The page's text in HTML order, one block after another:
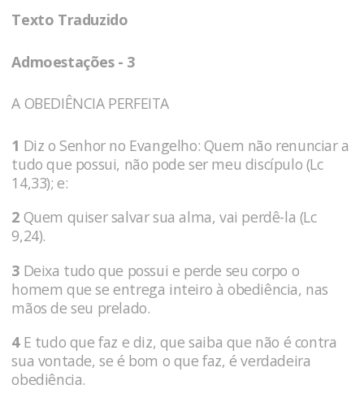
Texto Traduzido
Admoestações - 3
A OBEDIÊNCIA PERFEITA
1 Diz o Senhor no Evangelho: Quem não renunciar a
tudo que possui, não pode ser meu discípulo (Lc
14,33); e:
2 Quem quiser salvar sua alma, vai perdê-la (Lc
9,24).
3 Deixa tudo que possui e perde seu corpo o
homem que se entrega inteiro à obediência, nas
mãos de seu prelado.
4E tudo que faz e diz, que saiba que não é contra
sua vontade, se é bom o que faz, é verdadeira
obediência.